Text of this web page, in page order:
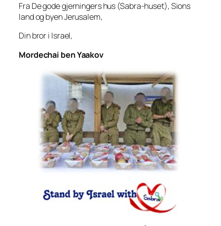
Fra De gode gjerningers hus (Sabra-huset), Sions
land og byen Jerusalem,
Din bror i Israel,
Mordechai ben Yaakov